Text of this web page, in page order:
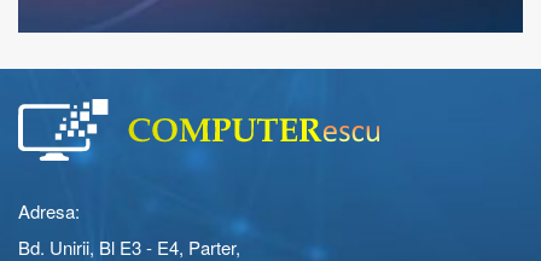
Adresa:
Bd. Unirii, Bl E3 - E4, Parter,